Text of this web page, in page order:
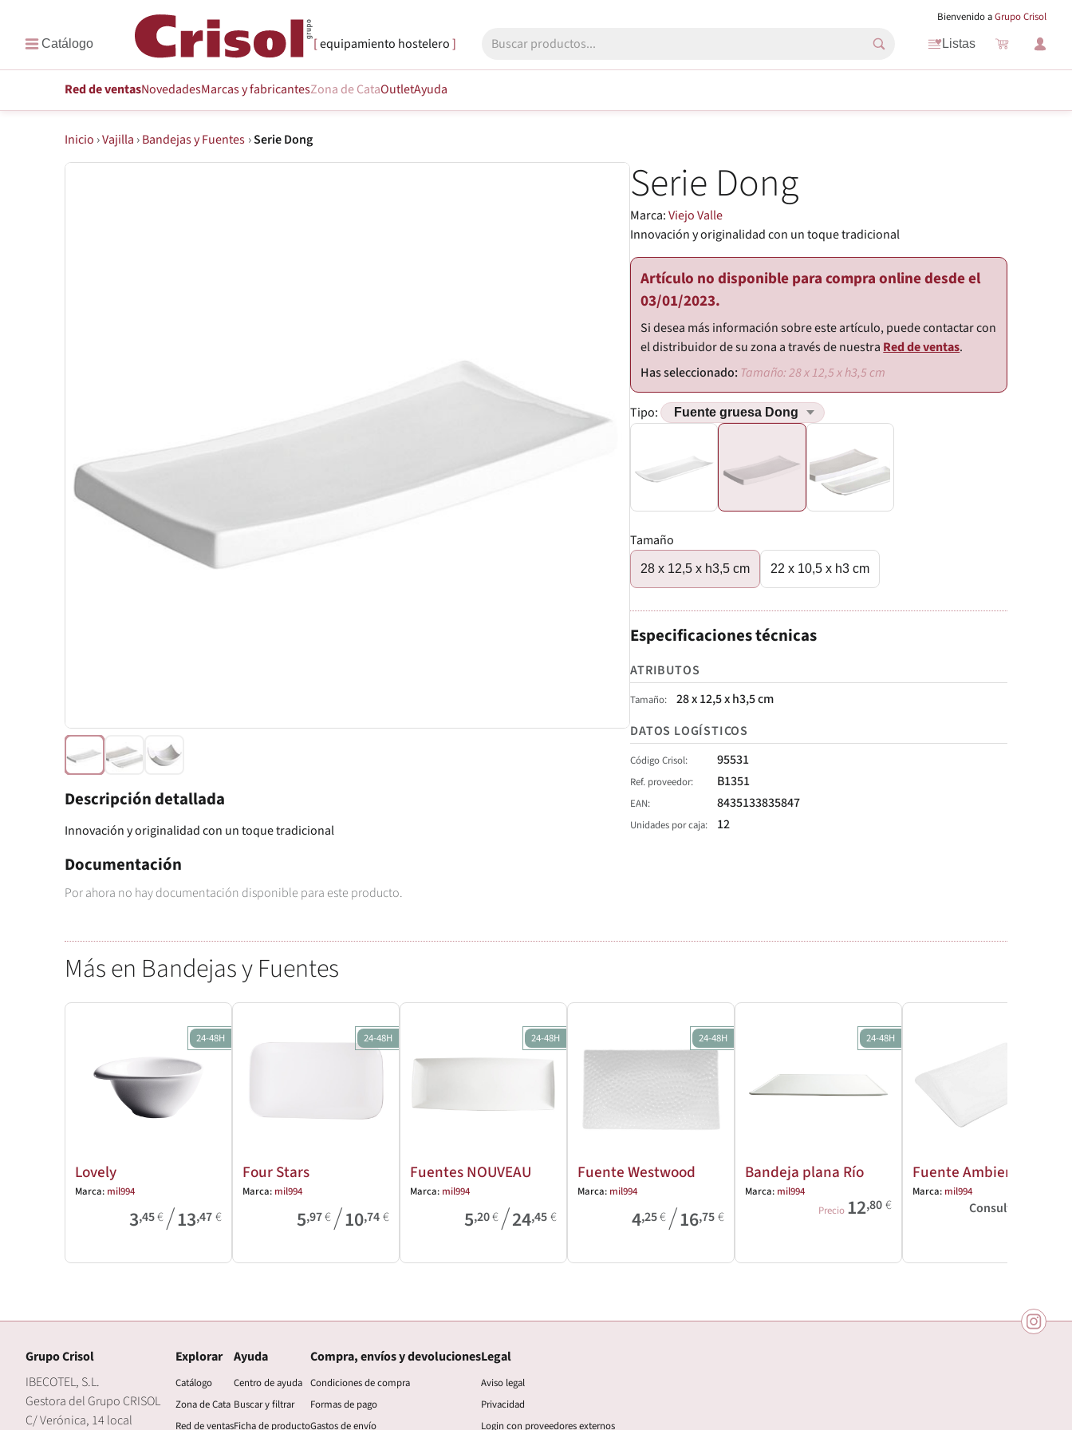
Bienvenido aGrupo Crisol
equipamiento hostelero Listas
Red de ventasNovedadesMarcasy fabricantesZona de CataOutletAyuda
Inicio ›Vajilla ›Bandejas y Fuentes ›Serie Dong
Descripción detallada
Innovación y originalidad con un toque tradicional
Documentación
Por ahora no hay documentación disponible para este producto.
Serie Dong
Marca:Viejo Valle
Innovación y originalidad con un toque tradicional
Artículo no disponible para compra online desde el
03/01/2023.
Si desea más información sobre este artículo, puede contactar con
el distribuidor de su zona a través de nuestra Red de ventas.
Tamaño: 28 x 12,5 x h3,5 cm
Tipo:
Tamaño
28 x 12,5 x h3,5 cm 22 x 10,5 x h3 cm
Especificaciones técnicas
ATRIBUTOS
Tamaño
28 x 12,5 x h3,5 cm
DATOS LOGÍSTICOS
Código Crisol 95531
Ref. proveedor B1351
EAN 8435133835847
Unidades por caja 12
Más en Bandejas y Fuentes
24-48H
Lovely
Marca: mil994
3,45€/13,47€
24-48H
Four Stars
Marca: mil994
5,97€/10,74€
24-48H
Fuentes NOUVEAU
Marca: mil994
5,20€/24,45€
24-48H
Fuente Westwood
Marca: mil994
4,25€/16,75€
24-48H
Bandeja plana Río
Marca: mil994
Precio 12,80€
Fuente Ambience
Marca: mil994
Consultar precio
Grupo Crisol
IBECOTEL, S.L.
Gestora del Grupo CRISOL
C/ Verónica, 14 local
Explorar
Catálogo
Zona de Cata
Red de ventas
Ayuda
Centro de ayuda
Buscar y filtrar
Ficha de producto
Compra, envíos y devoluciones
Condiciones de compra
Formas de pago
Gastos de envío
Legal
Aviso legal
Privacidad
Login con proveedores externos